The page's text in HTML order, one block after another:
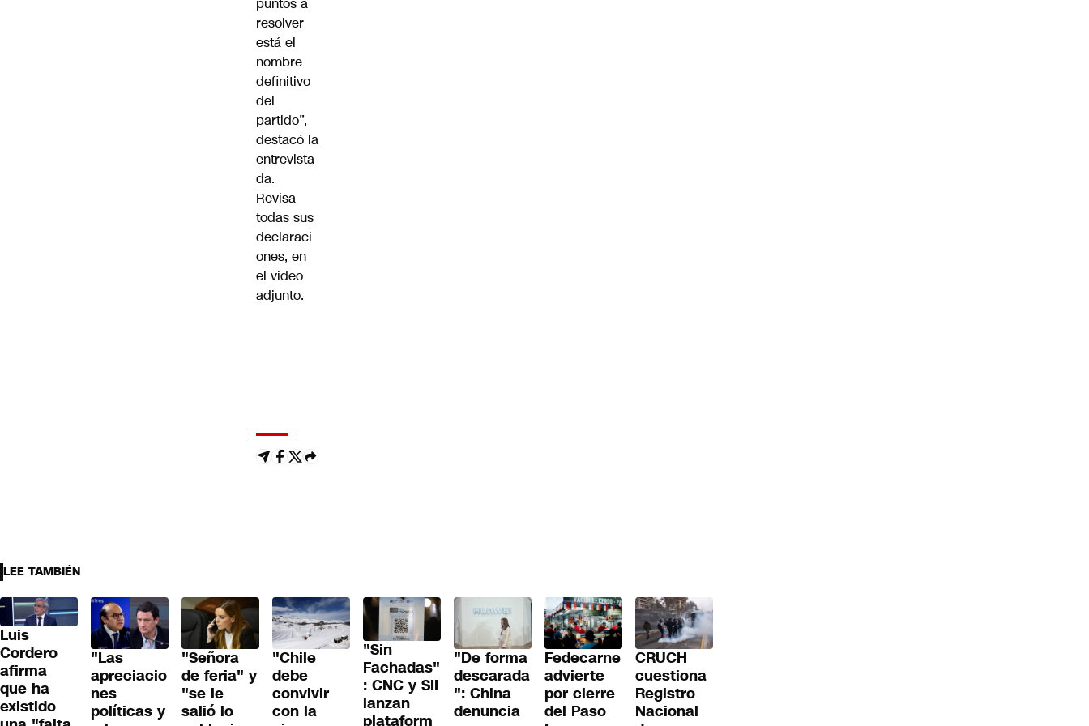
puntos a
resolver
está el
nombre
definitivo
del
partido”,
destacó la
entrevista
da.
Revisa
todas sus
declaraci
ones, en
el video
adjunto.
LEE TAMBIÉN
Luis
Cordero
afirma
que ha
existido
"Las
apreciacio
nes
políticas y
"Señora
de feria" y
"se le
salió lo
"Chile
debe
convivir
con la
"Sin
Fachadas"
: CNC y SII
lanzan
plataform
"De forma
descarada
": China
denuncia
Fedecarne
advierte
por cierre
del Paso
CRUCH
cuestiona
Registro
Nacional